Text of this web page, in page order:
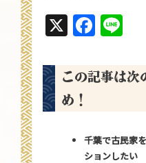
X
この記事は次
め！
千葉で古民家
ションしたい